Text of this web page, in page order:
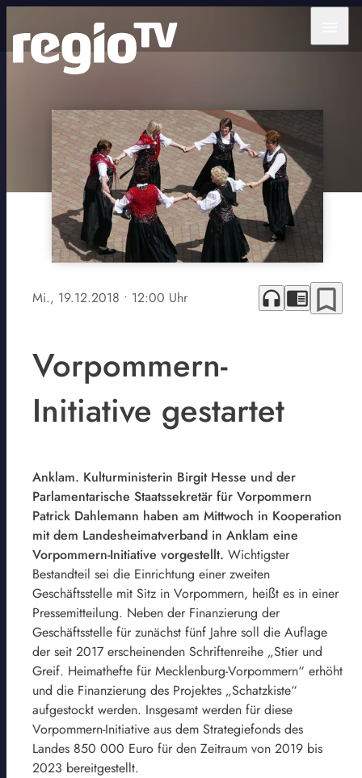
Mi., 19.12.2018 • 12:00 Uhr headphones chrome_reader_mode bookmark_border
Vorpommern-
Initiative gestartet
Anklam. Kulturministerin Birgit Hesse und der
Parlamentarische Staatssekretär für Vorpommern
Patrick Dahlemann haben am Mittwoch in Kooperation
mit dem Landesheimatverband in Anklam eine
Vorpommern-Initiative vorgestellt. Wichtigster
Bestandteil sei die Einrichtung einer zweiten
Geschäftsstelle mit Sitz in Vorpommern, heißt es in einer
Pressemitteilung. Neben der Finanzierung der
Geschäftsstelle für zunächst fünf Jahre soll die Auflage
der seit 2017 erscheinenden Schriftenreihe „Stier und
Greif. Heimathefte für Mecklenburg-Vorpommern“ erhöht
und die Finanzierung des Projektes „Schatzkiste“
aufgestockt werden. Insgesamt werden für diese
Vorpommern-Initiative aus dem Strategiefonds des
Landes 850 000 Euro für den Zeitraum von 2019 bis
2023 bereitgestellt.